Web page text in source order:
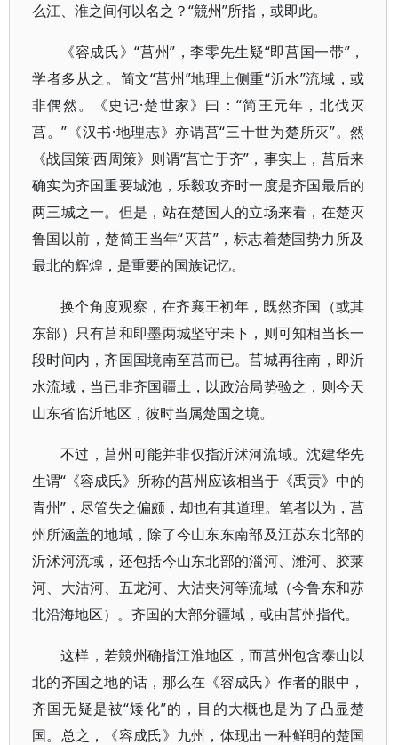
么江、淮之间何以名之？“競州”所指，或即此。
《容成氏》“莒州”，李零先生疑“即莒国一带”，
学者多从之。简文“莒州”地理上侧重“沂水”流域，或
非偶然。《史记·楚世家》曰：“简王元年，北伐灭
莒。”《汉书·地理志》亦谓莒“三十世为楚所灭”。然
《战国策·西周策》则谓“莒亡于齐”，事实上，莒后来
确实为齐国重要城池，乐毅攻齐时一度是齐国最后的
两三城之一。但是，站在楚国人的立场来看，在楚灭
鲁国以前，楚简王当年“灭莒”，标志着楚国势力所及
最北的辉煌，是重要的国族记忆。
换个角度观察，在齐襄王初年，既然齐国（或其
东部）只有莒和即墨两城坚守未下，则可知相当长一
段时间内，齐国国境南至莒而已。莒城再往南，即沂
水流域，当已非齐国疆土，以政治局势验之，则今天
山东省临沂地区，彼时当属楚国之境。
不过，莒州可能并非仅指沂沭河流域。沈建华先
生谓“《容成氏》所称的莒州应该相当于《禹贡》中的
青州”，尽管失之偏颇，却也有其道理。笔者以为，莒
州所涵盖的地域，除了今山东东南部及江苏东北部的
沂沭河流域，还包括今山东北部的淄河、潍河、胶莱
河、大沽河、五龙河、大沽夹河等流域（今鲁东和苏
北沿海地区）。齐国的大部分疆域，或由莒州指代。
这样，若競州确指江淮地区，而莒州包含泰山以
北的齐国之地的话，那么在《容成氏》作者的眼中，
齐国无疑是被“矮化”的，目的大概也是为了凸显楚
国。总之，《容成氏》九州，体现出一种鲜明的楚国